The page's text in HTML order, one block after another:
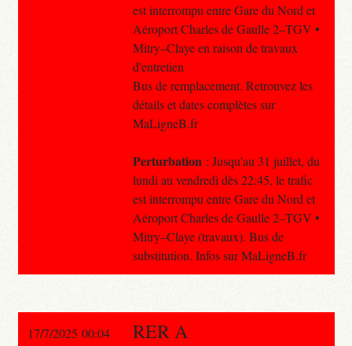
est interrompu entre Gare du Nord et
Aéroport Charles de Gaulle 2–TGV •
Mitry–Claye en raison de travaux
d'entretien
Bus de remplacement. Retrouvez les
détails et dates complètes sur
MaLigneB.fr
Perturbation : Jusqu'au 31 juillet, du
lundi au vendredi dès 22:45, le trafic
est interrompu entre Gare du Nord et
Aéroport Charles de Gaulle 2–TGV •
Mitry–Claye (travaux). Bus de
substitution. Infos sur MaLigneB.fr
17/7/2025 00:04 RER A